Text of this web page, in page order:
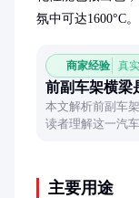
氛中可达1600°C。
商家经验 真
前副车架横梁
本文解析前副车
读者理解这一汽
主要用途